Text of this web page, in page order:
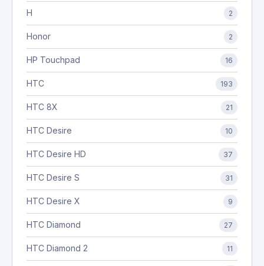
H 2
Honor 2
HP Touchpad 16
HTC 193
HTC 8X 21
HTC Desire 10
HTC Desire HD 37
HTC Desire S 31
HTC Desire X 9
HTC Diamond 27
HTC Diamond 2 11